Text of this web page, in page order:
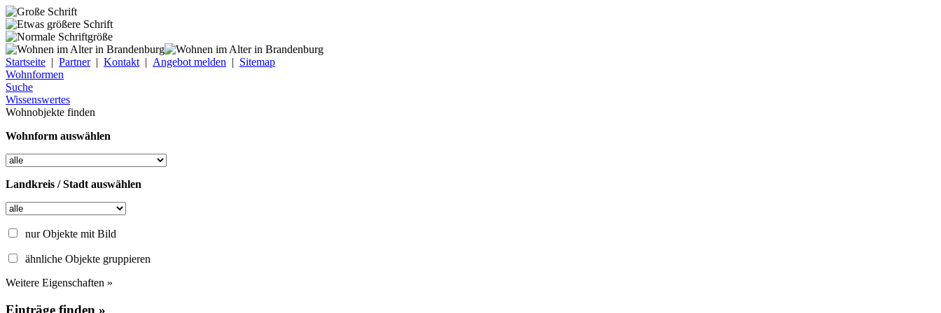
Startseite | Partner| Kontakt | Angebot melden | Sitemap
Wohnformen
Suche
Wissenswertes
Wohnobjekte finden
Wohnform auswählen
Landkreis / Stadt auswählen
nur Objekte mit Bild
ähnliche Objekte gruppieren
Weitere Eigenschaften »
Einträge finden »